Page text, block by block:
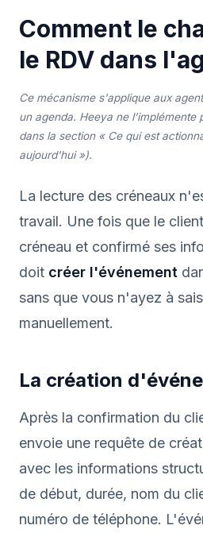
Comment le
le RDV dans
Ce mécanisme s'applique aux
un agenda. Heeya ne l'implémente
dans la section « Ce qui est
aujourd'hui »).
La lecture des créneaux
travail. Une fois que le
créneau et confirmé ses
doit créer l'événement
sans que vous n'ayez à
manuellement.
La création
Après la confirmation du
envoie une requête de
avec les informations
de début, durée, nom du
numéro de téléphone.